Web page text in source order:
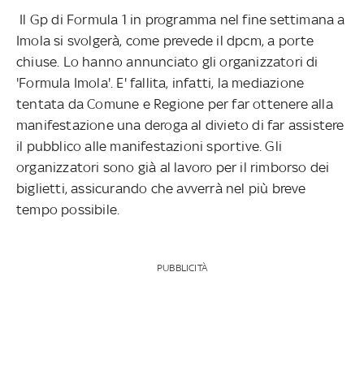
Il Gp di Formula 1 in programma nel fine settimana a
Imola si svolgerà, come prevede il dpcm, a porte
chiuse. Lo hanno annunciato gli organizzatori di
'Formula Imola'. E' fallita, infatti, la mediazione
tentata da Comune e Regione per far ottenere alla
manifestazione una deroga al divieto di far assistere
il pubblico alle manifestazioni sportive. Gli
organizzatori sono già al lavoro per il rimborso dei
biglietti, assicurando che avverrà nel più breve
tempo possibile.
PUBBLICITÀ